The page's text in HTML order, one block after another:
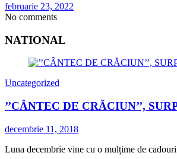
februarie 23, 2022
No comments
NATIONAL
Uncategorized
’’CÂNTEC DE CRĂCIUN’’,
decembrie 11, 2018
Luna decembrie vine cu o mulțime de